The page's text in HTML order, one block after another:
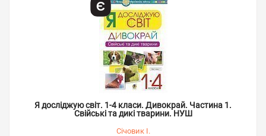
Я досліджую світ. 1-4 класи. Дивокрай. Частина 1.
Свійські та дикі тварини. НУШ
Січовик І.